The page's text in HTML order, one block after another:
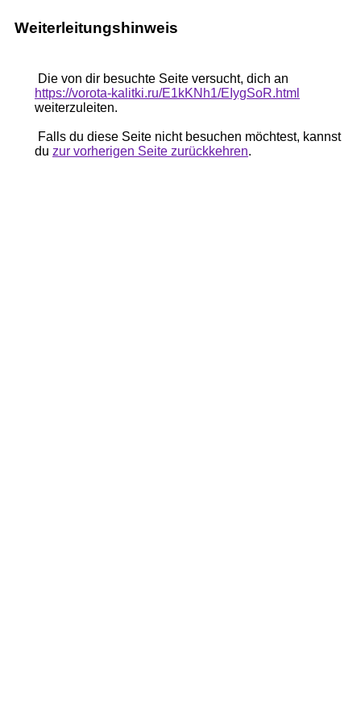
Weiterleitungshinweis
Die von dir besuchte Seite versucht, dich an
https://vorota-kalitki.ru/E1kKNh1/EIygSoR.html
weiterzuleiten.
Falls du diese Seite nicht besuchen möchtest, kannst
du zur vorherigen Seite zurückkehren.